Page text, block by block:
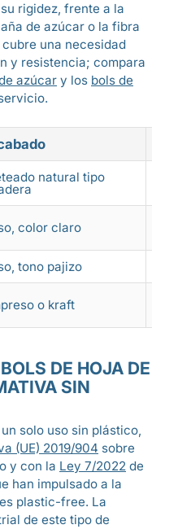
rigidez, frente a la
de azúcar o la fibra
una necesidad
y resistencia; compara
azúcar y los bols de
natural tipo
color claro
tono pajizo
o kraft
DE HOJA DE
SIN
solo uso sin plástico,
(UE) 2019/904 sobre
y con la Ley 7/2022 de
han impulsado a la
plastic-free. La
de este tipo de